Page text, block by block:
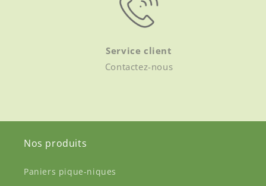
Service client
Contactez-nous
Nos produits
Paniers pique-niques